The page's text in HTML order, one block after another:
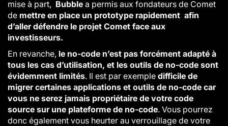
mise à part, Bubble a permis aux fondateurs de Comet
de mettre en place un prototype rapidement afin
d’aller défendre le projet Comet face aux
investisseurs.
En revanche, le no-code n’est pas forcément adapté à
tous les cas d’utilisation, et les outils de no-code sont
évidemment limités. Il est par exemple difficile de
migrer certaines applications et outils de no-code car
vous ne serez jamais propriétaire de votre code
source sur une plateforme de no-code. Vous pourrez
donc également vous heurter au verrouillage de votre